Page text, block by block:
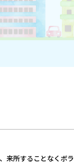
来所することなくボラ